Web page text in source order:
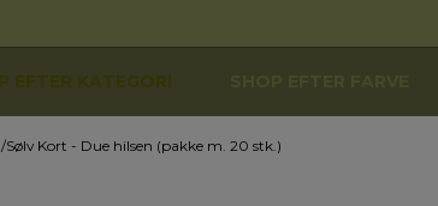
EFTER KATEGORI
Sølv Kort - Due hilsen (pakke m. 20 stk.)